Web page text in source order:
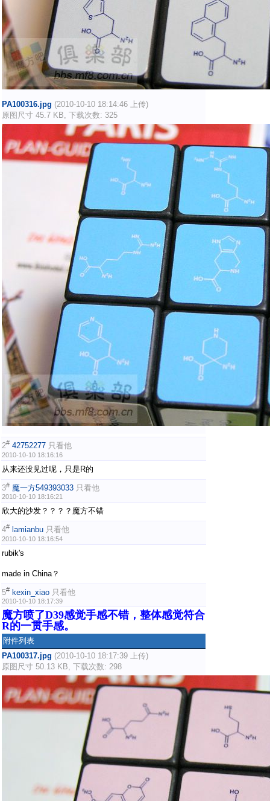
PA100316.jpg (2010-10-10 18:14:46 上传)
原图尺寸 45.7 KB, 下载次数: 325
2# 42752277 只看他
2010-10-10 18:16:16
从来还没见过呢，只是R的
3# 魔一方549393033 只看他
2010-10-10 18:16:21
欣大的沙发？？？？魔方不错
4# lamianbu 只看他
2010-10-10 18:16:54
rubik's
made in China？
5# kexin_xiao 只看他
2010-10-10 18:17:39
魔方喷了D39感觉手感不错，整体感觉符合
R的一贯手感。
附件列表
PA100317.jpg (2010-10-10 18:17:39 上传)
原图尺寸 50.13 KB, 下载次数: 298